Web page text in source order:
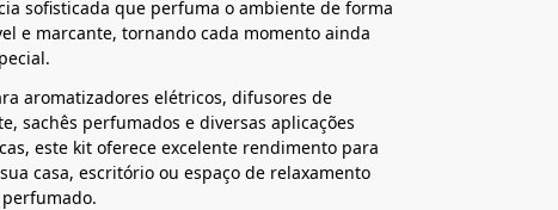
sofisticada que perfuma o ambiente de forma
e marcante, tornando cada momento ainda
aromatizadores elétricos, difusores de
sachês perfumados e diversas aplicações
este kit oferece excelente rendimento para
casa, escritório ou espaço de relaxamento